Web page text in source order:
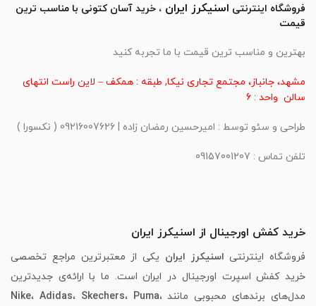
فروشگاه اینترنتی اسنیکرز ایران ، خرید آسان کتونی با مناسب ترین
قیمت
بهترین و مناسب ترین قیمت با ما تجربه کنید
مشهد، جانباز، مجتمع تجاری نیکا, طبقه : همکف – لاین راست انتهای
سالن واحد : 6
طراحی و سئو توسط : امیرحسین رمضان زاده | 09216007626 ( نکسورا )
تلفن تماس : 09157001207
خرید کفش اورجینال از اسنیکرز ایران
فروشگاه اینترنتی اسنیکرز ایران یکی از معتبرترین مراجع تخصصی
خرید کفش اسپرت اورجینال در ایران است. ما با ارائه‌ی جدیدترین
مدل‌های برندهای محبوبی مانند
Nike، Adidas، Skechers، Puma،